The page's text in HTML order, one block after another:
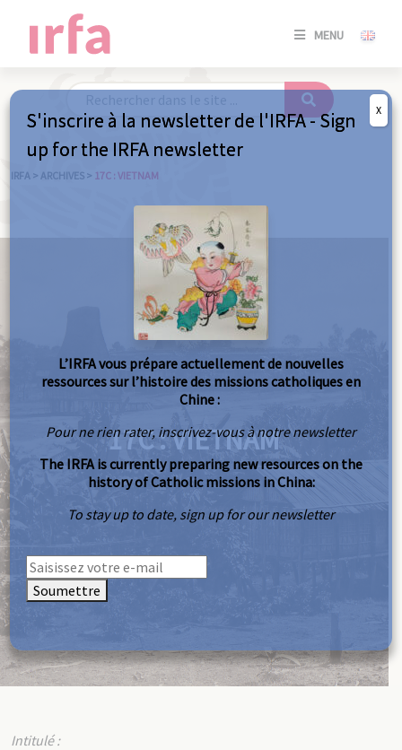
MENU
SE
IRFA > ARCHIVES > 17C : VIETNAM
17C : VIETNAM
Intitulé :
S'inscrire à la newsletter de l'IRFA - Sign
up for the IRFA newsletter
L’IRFA vous prépare actuellement de nouvelles
ressources sur l’histoire des missions catholiques en
Chine :
Pour ne rien rater, inscrivez-vous à notre newsletter
The IRFA is currently preparing new resources on the
history of Catholic missions in China:
To stay up to date, sign up for our newsletter
Soumettre
X